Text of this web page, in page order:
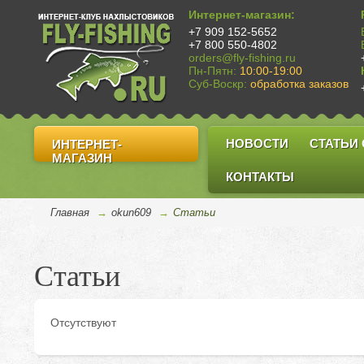
Интернет-магазин:
+7 909 152-5652
+7 800 550-4802
orders@fly-fishing.ru
Пн-Пятн: 10:00-19:00
Суб-Воскр: обработка заказов
ИНТЕРНЕТ-
МАГАЗИН
НОВОСТИ СТАТЬИ
КОНТАКТЫ
Главная → okun609 → Cтатьи
Статьи
Отсутствуют